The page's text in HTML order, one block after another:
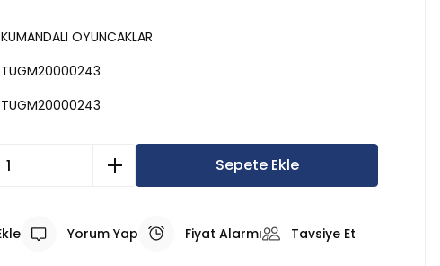
KUMANDALI OYUNCAKLAR
TUGM20000243
TUGM20000243
Sepete Ekle
Yorum Yap Fiyat Alarmı Tavsiye Et